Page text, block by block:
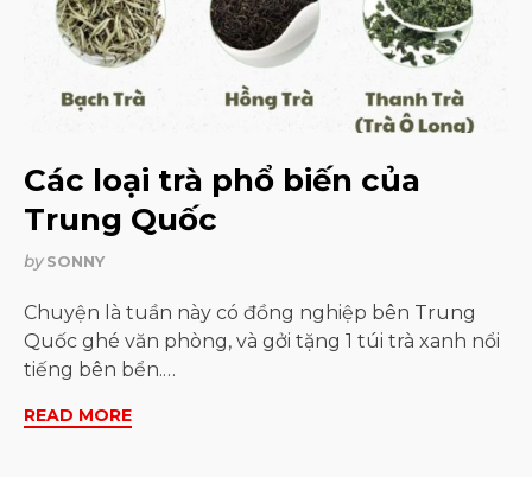
Các loại trà phổ biến của
Trung Quốc
bySONNY
Chuyện là tuần này có đồng nghiệp bên Trung
Quốc ghé văn phòng, và gởi tặng 1 túi trà xanh nổi
tiếng bên bển.…
READ MORE